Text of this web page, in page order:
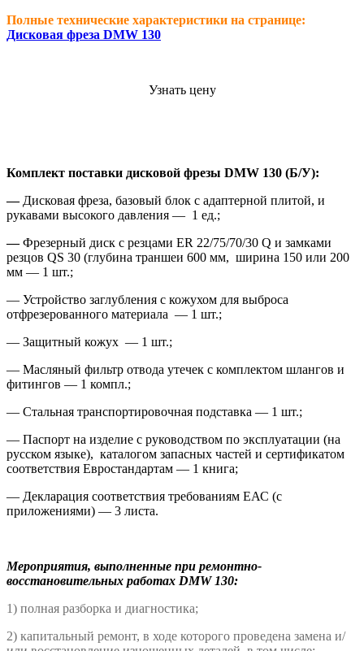
Полные технические характеристики на странице:
Дисковая фреза DMW 130
Узнать цену
Комплект поставки дисковой фрезы DMW 130 (Б/У):
— Дисковая фреза, базовый блок с адаптерной плитой, и
рукавами высокого давления — 1 ед.;
—Фрезерный диск с резцами ER 22/75/70/30 Q и замками
резцов QS 30 (глубина траншеи 600 мм, ширина 150 или 200
мм — 1 шт.;
— Устройство заглубления с кожухом для выброса
отфрезерованного материала — 1 шт.;
— Защитный кожух — 1 шт.;
— Масляный фильтр отвода утечек с комплектом шлангов и
фитингов — 1 компл.;
— Стальная транспортировочная подставка — 1 шт.;
— Паспорт на изделие с руководством по эксплуатации (на
русском языке), каталогом запасных частей и сертификатом
соответствия Евростандартам — 1 книга;
— Декларация соответствия требованиям ЕАС (с
приложениями) — 3 листа.
Мероприятия, выполненные при ремонтно-
восстановительных работах DMW 130:
1) полная разборка и диагностика;
2) капитальный ремонт, в ходе которого проведена замена и/